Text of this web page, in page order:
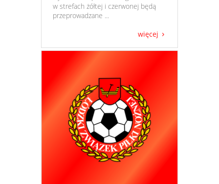
w strefach żółtej i czerwonej będą
przeprowadzane ...
więcej